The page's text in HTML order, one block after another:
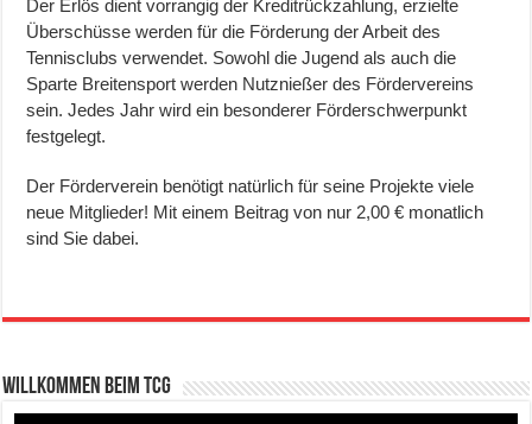
Der Erlös dient vorrangig der Kreditrückzahlung, erzielte
Überschüsse werden für die Förderung der Arbeit des
Tennisclubs verwendet. Sowohl die Jugend als auch die
Sparte Breitensport werden Nutznießer des Fördervereins
sein. Jedes Jahr wird ein besonderer Förderschwerpunkt
festgelegt.
Der Förderverein benötigt natürlich für seine Projekte viele
neue Mitglieder! Mit einem Beitrag von nur 2,00 € monatlich
sind Sie dabei.
Willkommen beim TCG